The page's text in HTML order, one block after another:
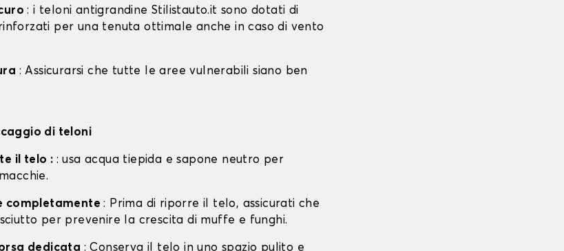
: i teloni antigrandine Stilistauto.it sono dotati di
per una tenuta ottimale anche in caso di vento
: Assicurarsi che tutte le aree vulnerabili siano ben
di teloni
il telo : : usa acqua tiepida e sapone neutro per
completamente: Prima di riporre il telo, assicurati che
per prevenire la crescita di muffe e funghi.
dedicata : Conserva il telo in uno spazio pulito e